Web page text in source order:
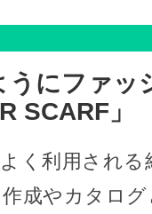
にファッ
SCARF」
く利用される
成やカタロ